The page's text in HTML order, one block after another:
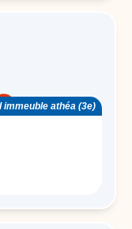
immeuble athéa (3e)